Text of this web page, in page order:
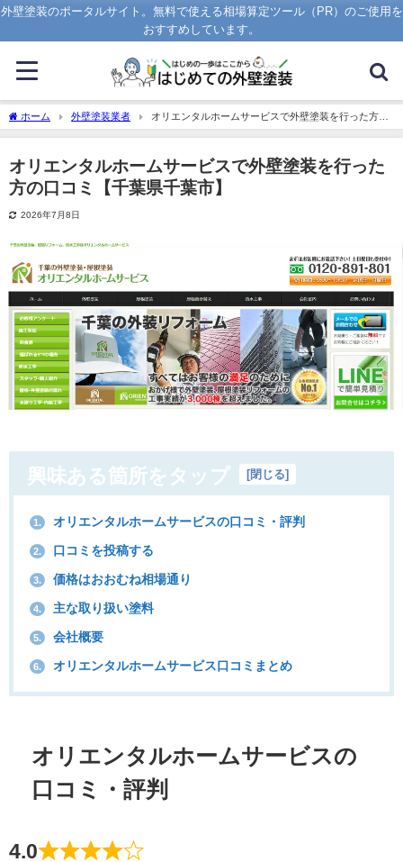
外壁塗装のポータルサイト。無料で使える相場算定ツール（PR）のご使用を
おすすめしています。
ホーム 外壁塗装業者
オリエンタルホームサービスで外壁塗装を行った方の
口コミ【千葉県千葉市】
オリエンタルホームサービスで外壁塗装を行った
方の口コミ【千葉県千葉市】
2026年7月8日
興味ある箇所をタップ [閉じる]
1. オリエンタルホームサービスの口コミ・評判
2. 口コミを投稿する
3. 価格はおおむね相場通り
4. 主な取り扱い塗料
5. 会社概要
6. オリエンタルホームサービス口コミまとめ
オリエンタルホームサービスの
口コミ・評判
4.0